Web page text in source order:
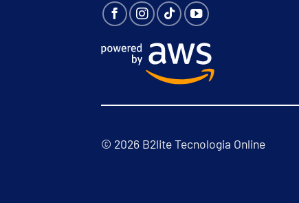
© 2026 B2lite Tecnologia Online